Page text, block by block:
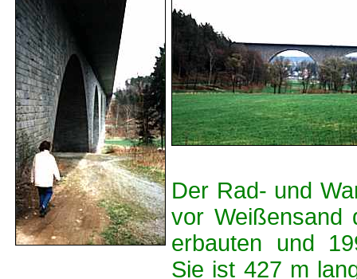
Der Rad- und
vor Weißensand
erbauten und
Sie ist 427 m